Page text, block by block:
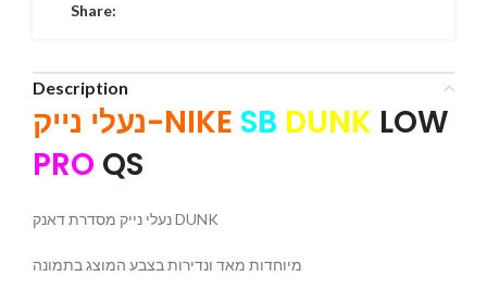
Share:
Description
נעלי נייק-NIKE SB DUNK LOW
PRO QS
נעלי נייק מסדרת דאנק DUNK
מיוחדות מאד ונדירות בצבע המוצג בתמונה